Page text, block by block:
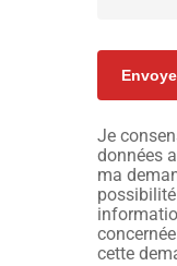
Je
données
ma
cette